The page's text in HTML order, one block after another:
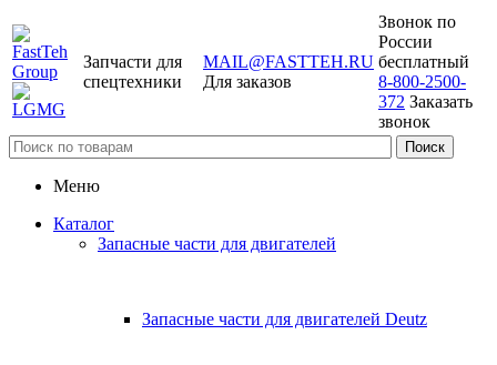
Запчасти для
спецтехники
MAIL@FASTTEH.RU
Для заказов
Звонок по
России
бесплатный
8-800-2500-
372 Заказать
звонок
Меню
Каталог
Запасные части для двигателей
Запасные части для двигателей Deutz